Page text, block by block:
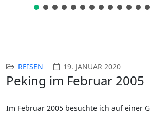
REISEN 19. JANUAR 2020
Peking im Februar 2005
Im Februar 2005 besuchte ich auf einer